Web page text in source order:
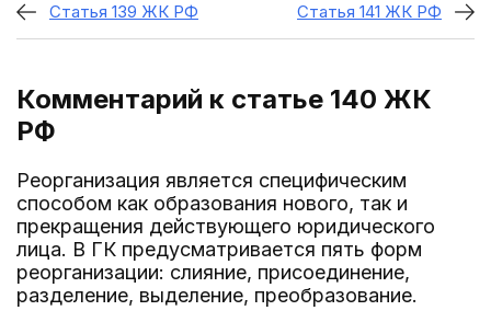
Статья 139 ЖК РФ Статья 141 ЖК РФ
Комментарий к статье 140 ЖК
РФ
Реорганизация является специфическим
способом как образования нового, так и
прекращения действующего юридического
лица. В ГК предусматривается пять форм
реорганизации: слияние, присоединение,
разделение, выделение, преобразование.